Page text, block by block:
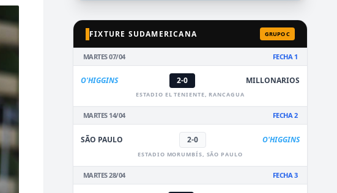
FIXTURE SUDAMERICANA GRUPO C
MARTES 07/04 FECHA 1
O'HIGGINS 2-0 MILLONARIOS
ESTADIO EL TENIENTE, RANCAGUA
MARTES 14/04 FECHA 2
SÃO PAULO 2-0 O'HIGGINS
ESTADIO MORUMBÍS, SÃO PAULO
MARTES 28/04 FECHA 3